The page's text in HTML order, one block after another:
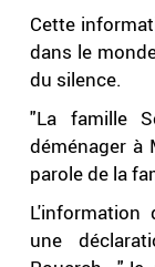
Cette
dans le
du silence.
"La famille
déménager à
parole de la
une